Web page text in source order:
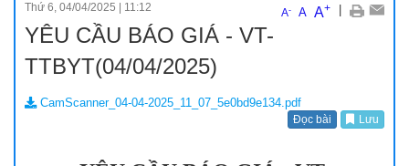
Thứ 6, 04/04/2025 11:12 A- A A+
YÊU CẦU BÁO GIÁ - VT-
TTBYT(04/04/2025)
CamScanner_04-04-2025_11_07_5e0bd9e134.pdf
Đọc bài Lưu